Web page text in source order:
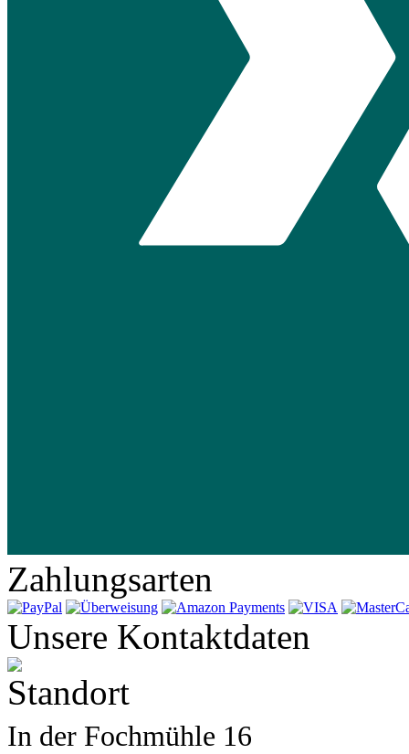
Zahlungsarten
Unsere Kontaktdaten
In der Fochmühle 16